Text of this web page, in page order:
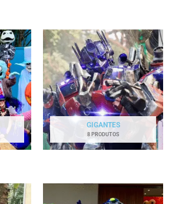
GIGANTES
8 PRODUTOS